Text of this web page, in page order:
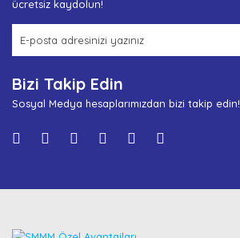
ücretsiz kaydolun!
Bizi Takip Edin
Sosyal Medya hesaplarımızdan bizi takip edin!